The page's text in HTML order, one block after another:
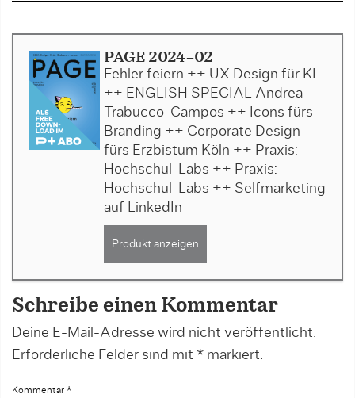
PAGE 2024-02
Fehler feiern ++ UX Design für KI
++ ENGLISH SPECIAL Andrea
Trabucco-Campos ++ Icons fürs
Branding ++ Corporate Design
fürs Erzbistum Köln ++ Praxis:
Hochschul-Labs ++ Praxis:
Hochschul-Labs ++ Selfmarketing
auf LinkedIn
Produkt anzeigen
Schreibe einen Kommentar
Deine E-Mail-Adresse wird nicht veröffentlicht.
Erforderliche Felder sind mit * markiert.
Kommentar *